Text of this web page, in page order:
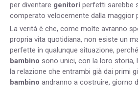
per diventare genitori perfetti sarebbe
comperato velocemente dalla maggior
La verità è che, come molte avranno
propria vita quotidiana, non esiste un
perfette in qualunque situazione,
bambino sono unici, con la loro storia,
la relazione che entrambi già dai primi
bambino andranno a costruire, giorno